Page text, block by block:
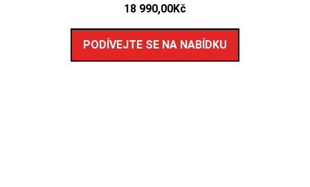
18 990,00Kč
PODÍVEJTE SE NA NABÍDKU